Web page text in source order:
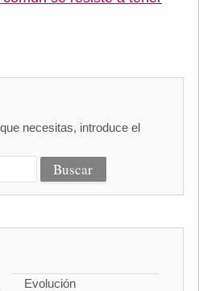
necesitas, introduce el
Evolución